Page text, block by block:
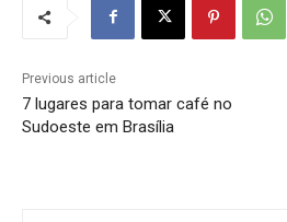
Previous article
7 lugares para tomar café no
Sudoeste em Brasília